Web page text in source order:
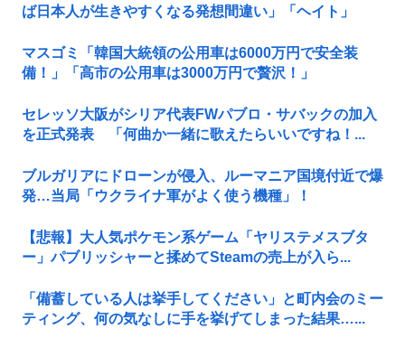
ば日本人が生きやすくなる発想間違い」「ヘイト」
マスゴミ「韓国大統領の公用車は6000万円で安全装
備！」「高市の公用車は3000万円で贅沢！」
セレッソ大阪がシリア代表FWパブロ・サバックの加入
を正式発表 「何曲か一緒に歌えたらいいですね！...
ブルガリアにドローンが侵入、ルーマニア国境付近で爆
発…当局「ウクライナ軍がよく使う機種」！
【悲報】大人気ポケモン系ゲーム「ヤリステメスブタ
ー」パブリッシャーと揉めてSteamの売上が入ら...
「備蓄している人は挙手してください」と町内会のミー
ティング、何の気なしに手を挙げてしまった結果…...